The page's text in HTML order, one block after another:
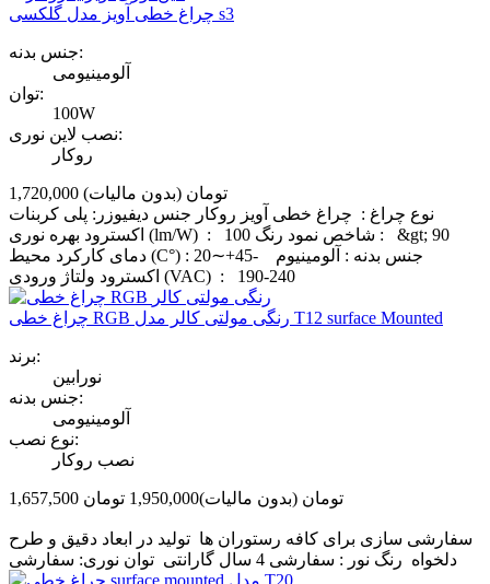
چراغ خطی آویز مدل گلکسی s3
جنس بدنه:
آلومینیومی
توان:
100W
نصب لاین نوری:
روکار
1,720,000 تومان (بدون مالیات)
نوع چراغ : چراغ خطی آویز روکار جنس دیفیوزر: پلی کربنات
اکسترود بهره نوری (lm/W) : 100 شاخص نمود رنگ : &gt; 90
دمای کارکرد محیط (C°) : 20∼+45- جنس بدنه : آلومینیوم
اکسترود ولتاژ ورودی (VAC) : 190-240
چراغ خطی RGB رنگی مولتی کالر مدل T12 surface Mounted
برند:
نورابین
جنس بدنه:
آلومینیومی
نوع نصب:
نصب روکار
1,657,500 تومان (بدون مالیات)1,950,000 تومان
سفارشی سازی برای کافه رستوران ها تولید در ابعاد دقیق و طرح
دلخواه رنگ نور : سفارشی 4 سال گارانتی توان نوری: سفارشی